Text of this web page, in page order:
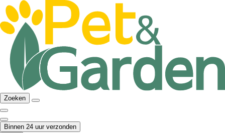
Zoeken
Binnen 24 uur verzonden